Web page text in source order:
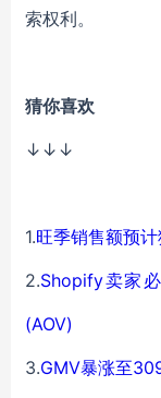
索权利。
猜你喜欢
↓↓↓
1.旺季销售额预
2.Shopify卖家
(AOV)
3.GMV暴涨至